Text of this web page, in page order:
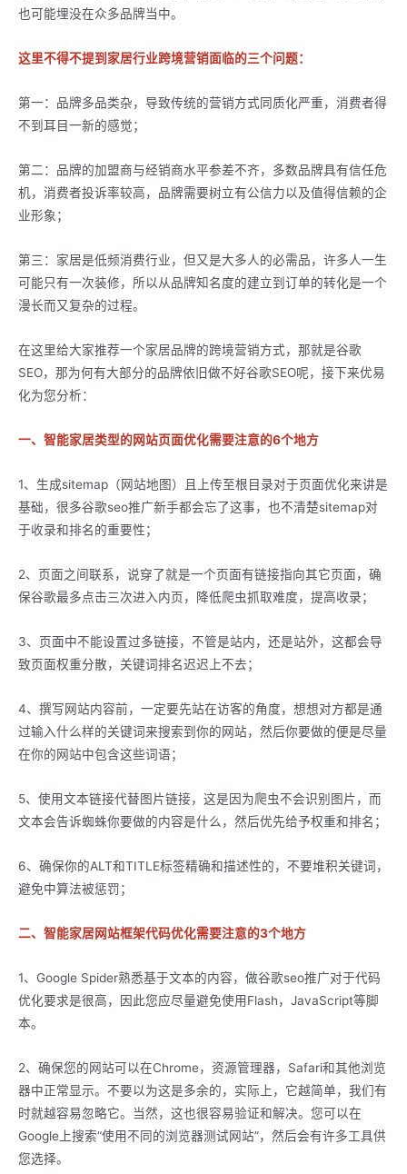
也可能埋没在众多品牌当中。
这里不得不提到家居行业跨境营销面临的三个问题：
第一：品牌多品类杂，导致传统的营销方式同质化严重，消费者得
不到耳目一新的感觉；
第二：品牌的加盟商与经销商水平参差不齐，多数品牌具有信任危
机，消费者投诉率较高，品牌需要树立有公信力以及值得信赖的企
业形象；
第三：家居是低频消费行业，但又是大多人的必需品，许多人一生
可能只有一次装修，所以从品牌知名度的建立到订单的转化是一个
漫长而又复杂的过程。
在这里给大家推荐一个家居品牌的跨境营销方式，那就是谷歌
SEO，那为何有大部分的品牌依旧做不好谷歌SEO呢，接下来优易
化为您分析：
一、智能家居类型的网站页面优化需要注意的6个地方
1、生成sitemap（网站地图）且上传至根目录对于页面优化来讲是
基础，很多谷歌seo推广新手都会忘了这事，也不清楚sitemap对
于收录和排名的重要性；
2、页面之间联系，说穿了就是一个页面有链接指向其它页面，确
保谷歌最多点击三次进入内页，降低爬虫抓取难度，提高收录；
3、页面中不能设置过多链接，不管是站内，还是站外，这都会导
致页面权重分散，关键词排名迟迟上不去；
4、撰写网站内容前，一定要先站在访客的角度，想想对方都是通
过输入什么样的关键词来搜索到你的网站，然后你要做的便是尽量
在你的网站中包含这些词语；
5、使用文本链接代替图片链接，这是因为爬虫不会识别图片，而
文本会告诉蜘蛛你要做的内容是什么，然后优先给予权重和排名；
6、确保你的ALT和TITLE标签精确和描述性的，不要堆积关键词，
避免中算法被惩罚；
二、智能家居网站框架代码优化需要注意的3个地方
1、Google Spider熟悉基于文本的内容，做谷歌seo推广对于代码
优化要求是很高，因此您应尽量避免使用Flash，JavaScript等脚
本。
2、确保您的网站可以在Chrome，资源管理器，Safari和其他浏览
器中正常显示。不要以为这是多余的，实际上，它越简单，我们有
时就越容易忽略它。当然，这也很容易验证和解决。您可以在
Google上搜索“使用不同的浏览器测试网站”，然后会有许多工具供
您选择。